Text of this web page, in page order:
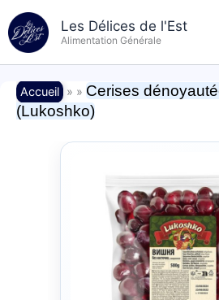
au
contenu
Les Délices de l'Est
Alimentation Générale
Accueil » » Cerises
(Lukoshko)